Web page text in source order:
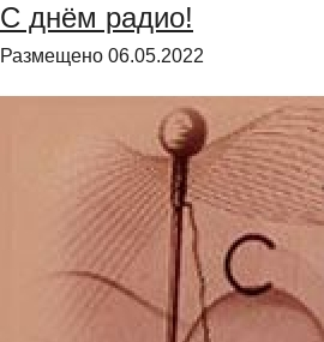
С днём радио!
Размещено 06.05.2022